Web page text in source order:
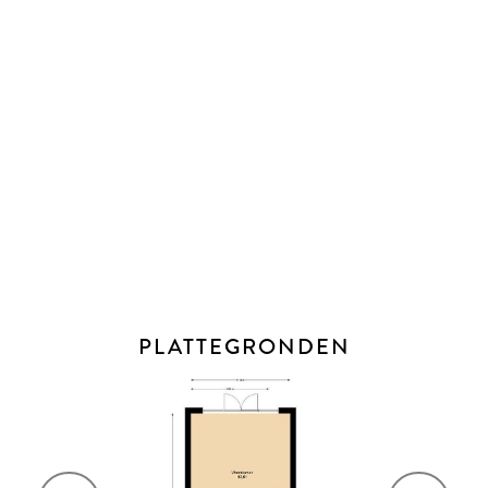
- 7 zonnepanelen (2016)
- Volledige HR++ beglazing in kunststof kozijnen
- Vloerverwarming én -koeling in de gehele woning
- Alle jaloezieën in de woning blijven achter
PLATTEGRONDEN